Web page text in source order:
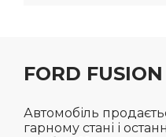
FORD
Автомобіль
гарному стані і